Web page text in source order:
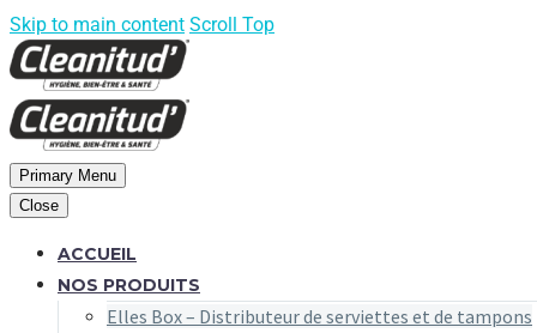
Skip to main content Scroll Top
Primary Menu
Close
ACCUEIL
NOS PRODUITS
Elles Box – Distributeur de serviettes et de tampons